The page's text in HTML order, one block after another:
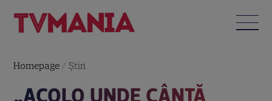
Homepage / Știri
„ACOLO UNDE CÂNTĂ